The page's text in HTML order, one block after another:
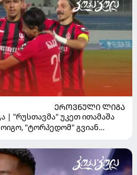
ᲔᲠᲝᲕᲜᲣᲚᲘ ᲚᲘᲒᲐ
| "რუსთავმა" უკეთ ითამაშა
"ტორპედომ" გვიან